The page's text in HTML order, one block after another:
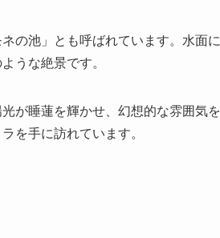
の池」とも呼ばれています。水面
うな絶景です。
が睡蓮を輝かせ、幻想的な雰囲気
を手に訪れています。